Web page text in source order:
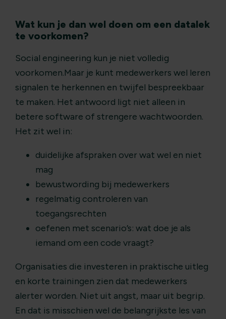
Wat kun je dan wel doen om een datalek
te voorkomen?
Social engineering kun je niet volledig
voorkomen.Maar je kunt medewerkers wel leren
signalen te herkennen en twijfel bespreekbaar
te maken. Het antwoord ligt niet alleen in
betere software of strengere wachtwoorden.
Het zit wel in:
duidelijke afspraken over wat wel en niet
mag
bewustwording bij medewerkers
regelmatig controleren van
toegangsrechten
oefenen met scenario’s: wat doe je als
iemand om een code vraagt?
Organisaties die investeren in praktische uitleg
en korte trainingen zien dat medewerkers
alerter worden. Niet uit angst, maar uit begrip.
En dat is misschien wel de belangrijkste les van